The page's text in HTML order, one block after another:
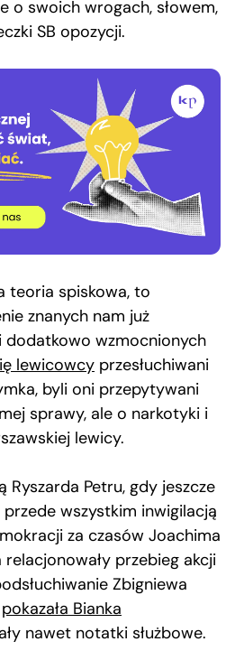
o swoich wrogach, słowem,
SB opozycji.
teoria spiskowa, to
znanych nam już
dodatkowo wzmocnionych
lewicowcy przesłuchiwani
byli oni przepytywani
sprawy, ale o narkotyki i
lewicy.
Ryszarda Petru, gdy jeszcze
wszystkim inwigilacją
za czasów Joachima
przebieg akcji
Zbigniewa
pokazała Bianka
nawet notatki służbowe.